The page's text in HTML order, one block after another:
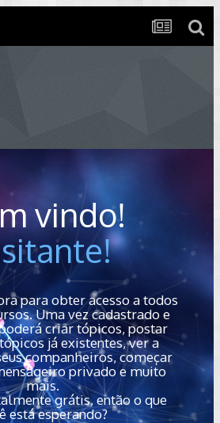
vindo!
para obter acesso a todos
Uma vez cadastrado e
criar tópicos, postar
já existentes, ver a
companheiros, começar
privado e muito
mais.
grátis, então o que
está esperando?